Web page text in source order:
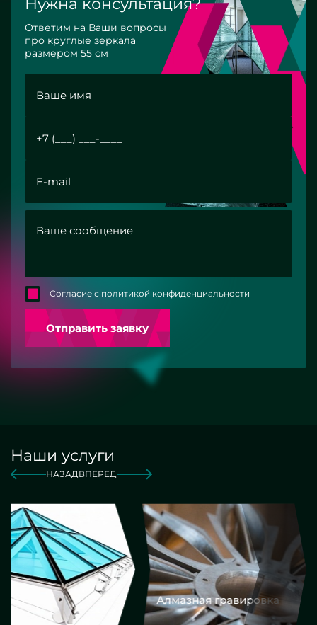
Нужна консультация?
Ответим на Ваши вопросы
про круглые зеркала
размером 55 см
Согласие с политикой конфиденциальности
Отправить заявку
Наши услуги
НАЗАДВПЕРЕД
Алмазная гравировка